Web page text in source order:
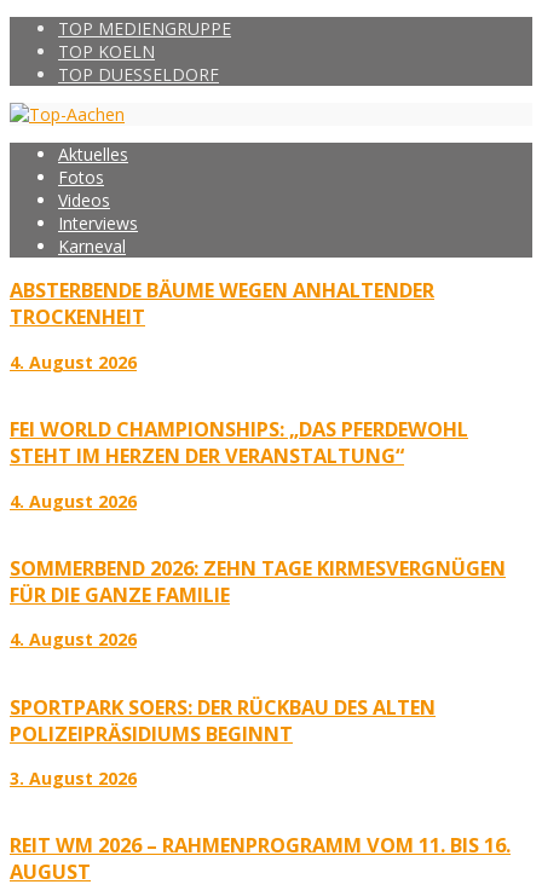
TOP MEDIENGRUPPE
TOP KOELN
TOP DUESSELDORF
Aktuelles
Fotos
Videos
Interviews
Karneval
ABSTERBENDE BÄUME WEGEN ANHALTENDER
TROCKENHEIT
4. August 2026
FEI WORLD CHAMPIONSHIPS: „DAS PFERDEWOHL
STEHT IM HERZEN DER VERANSTALTUNG“
4. August 2026
SOMMERBEND 2026: ZEHN TAGE KIRMESVERGNÜGEN
FÜR DIE GANZE FAMILIE
4. August 2026
SPORTPARK SOERS: DER RÜCKBAU DES ALTEN
POLIZEIPRÄSIDIUMS BEGINNT
3. August 2026
REIT WM 2026 – RAHMENPROGRAMM VOM 11. BIS 16.
AUGUST